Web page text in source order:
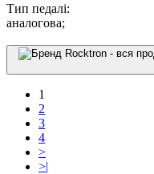
Тип педалі:
аналогова;
1
2
3
4
>
>|